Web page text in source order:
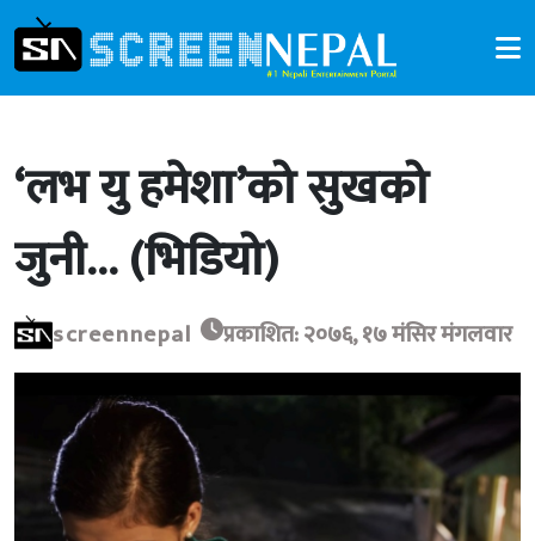
‘लभ यु हमेशा’को सुखको
जुनी… (भिडियो)
screennepal प्रकाशित: २०७६, १७ मंसिर मंगलवार